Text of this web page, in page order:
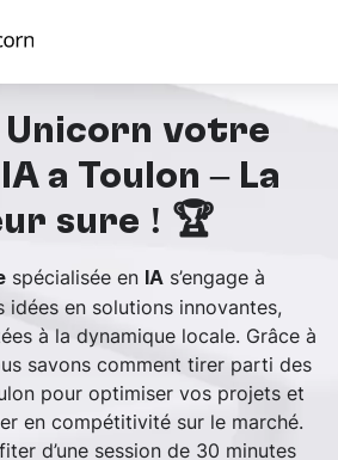
Unicorn votre
à Toulon – La
sûre ! 🏆
spécialisée en IAs’engage à
idées en solutions innovantes,
à la dynamique locale. Grâce à
savons comment tirer parti des
pour optimiser vos projets et
en compétitivité sur le marché.
d’une session de 30 minutes